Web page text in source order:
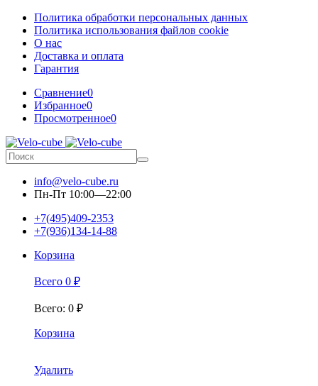
Политика обработки персональных данных
Политика использования файлов cookie
О нас
Доставка и оплата
Гарантия
Сравнение0
Избранное0
Просмотренное0
info@velo-cube.ru
Пн-Пт 10:00—22:00
+7(495)409-2353
+7(936)134-14-88
Корзина
Всего 0 ₽
Всего: 0 ₽
Корзина
Удалить